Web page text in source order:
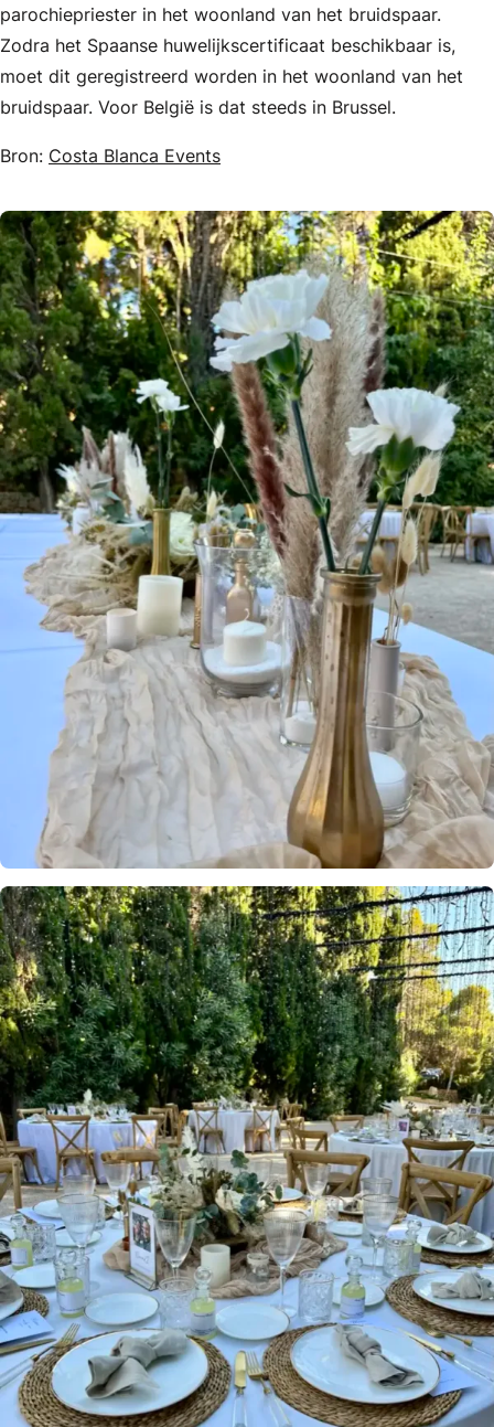
parochiepriester in het woonland van het bruidspaar.
Zodra het Spaanse huwelijkscertificaat beschikbaar is,
moet dit geregistreerd worden in het woonland van het
bruidspaar. Voor België is dat steeds in Brussel.
Bron: Costa Blanca Events